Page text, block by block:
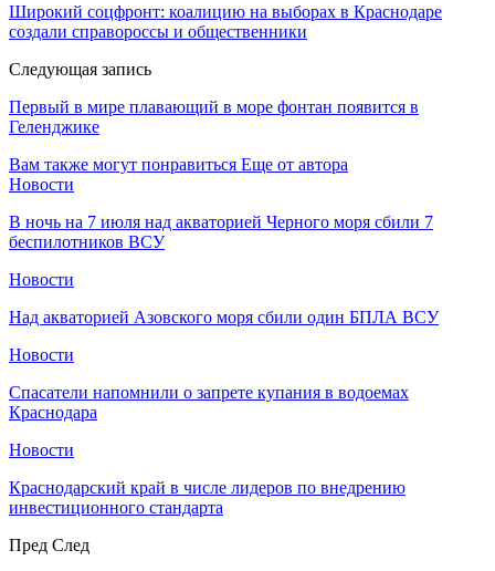
Широкий соцфронт: коалицию на выборах в Краснодаре
создали справороссы и общественники
Следующая запись
Первый в мире плавающий в море фонтан появится в
Геленджике
Вам также могут понравиться Еще от автора
Новости
В ночь на 7 июля над акваторией Черного моря сбили 7
беспилотников ВСУ
Новости
Над акваторией Азовского моря сбили один БПЛА ВСУ
Новости
Спасатели напомнили о запрете купания в водоемах
Краснодара
Новости
Краснодарский край в числе лидеров по внедрению
инвестиционного стандарта
Пред След